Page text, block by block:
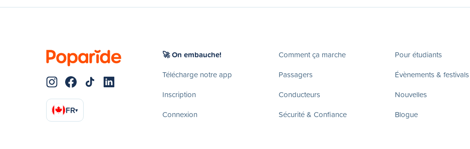
FR▾
🚀 On embauche!
Télécharge notre app
Inscription
Connexion
Comment ça marche
Passagers
Conducteurs
Sécurité & Confiance
Pour étudiants
Évènements & festivals
Nouvelles
Blogue